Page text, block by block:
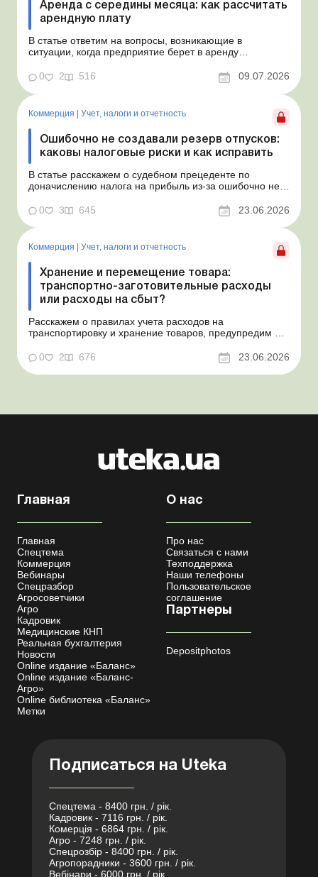
Аренда с середины месяца: как рассчитать
арендную плату
В статье ответим на вопросы, возникающие в
ситуации, когда предприятие берет в аренду
действовать с середины месяца. Предприятие
арендует у физлица автомобиль с 15.07.2026.
Согласно условиям договора арендная плата
составляет 4 000 грн в месяц. Возн...
0 2 516 09.07.2026
Коммерция | Учет, налоги и отчетность
Ошибочно не создавали резерв отпусков:
каковы налоговые риски и как исправить
В статье расскажем о судебном прецеденте по
доначислению налога на прибыль из-за ошибочно не
рекомендации, как минимизировать налоговые риски.
Проблемные расходы: налоговые риски и судебная
практика Понимаем ваши волнения в связи с
ошибочным несоздан...
0 3 645 23.06.2026
Коммерция | Учет, налоги и отчетность
Хранение и перемещение товара:
транспортно-заготовительные расходы
или расходы на сбыт?
Расскажем о правилах учета расходов на
транспортировку и хранение товаров, предупредим о
нормативное обоснование. Проблемные расходы:
налоговые риски и судебная практика Казалось бы, в
этом вопросе неоднозначности быть не может. Но, как
0 2 676 23.06.2026
Главная
Главная
Спецтема
Коммерция
Вебинары
Спецразбор
Агросоветчики
Агро
Кадровик
Медицинские КНП
Реальная бухгалтерия
Новости
Online издание «Баланс»
Online издание «Баланс-
Агро»
Online библиотека «Баланс»
Метки
О нас
Про нас
Связаться с нами
Техподдержка
Наши телефоны
Пользовательское
соглашение
Партнеры
Depositphotos
Подписаться на Uteka
Спецтема - 8400 грн. / рік.
Кадровик - 7116 грн. / рік.
Комерція - 6864 грн. / рік.
Агро - 7248 грн. / рік.
Спецрозбір - 8400 грн. / рік.
Агропорадники - 3600 грн. / рік.
Вебінари - 6000 грн. / рік.